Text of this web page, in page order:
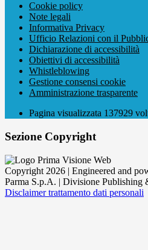
Cookie policy
Note legali
Informativa Privacy
Ufficio Relazioni con il
Dichiarazione di accessibilità
Obiettivi di accessibilità
Whistleblowing
Gestione consensi cookie
Amministrazione trasparente
Pagina visualizzata 137929
Sezione Copyright
Copyright 2026 | Engineered and
Parma S.p.A. | Divisione Publishing
Disclaimer trattamento dati personali